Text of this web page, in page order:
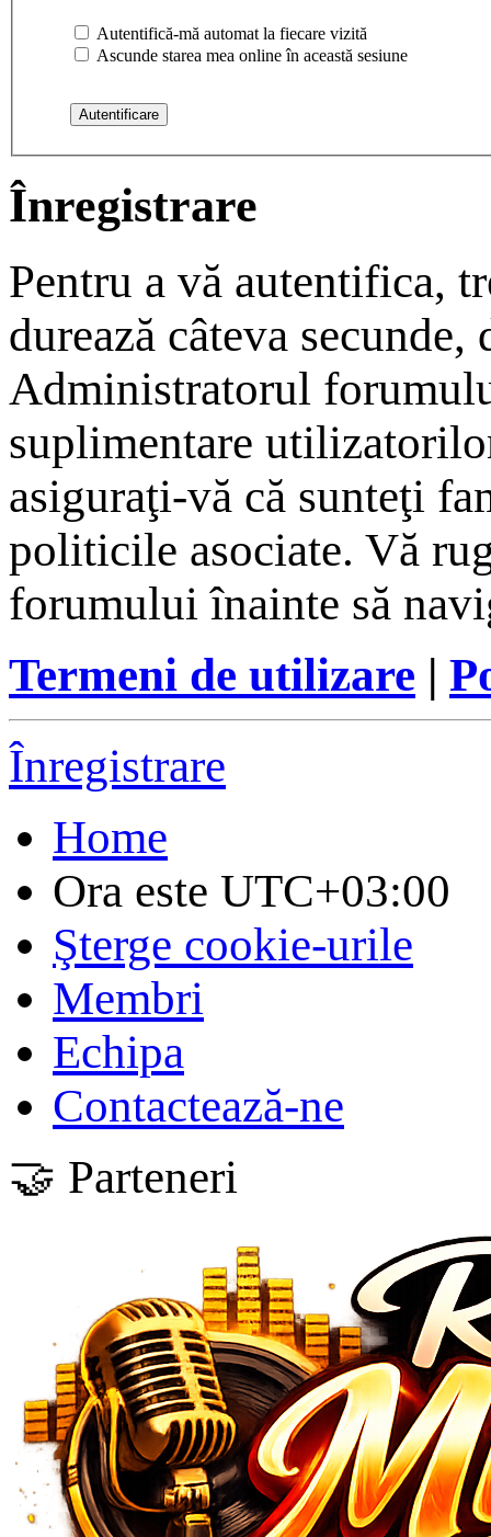
Autentifică-mă automat la fiecare vizită
Ascunde starea mea online în această sesiune
Înregistrare
Pentru a vă autentifica,
durează câteva
Administratorul
suplimentare
asiguraţi-vă că sunteţi
politicile asociate. Vă
forumului înainte să
Termeni de utilizare |
Înregistrare
Home
Ora este UTC+03:00
Şterge cookie-urile
Membri
Echipa
Contactează-ne
🤝 Parteneri